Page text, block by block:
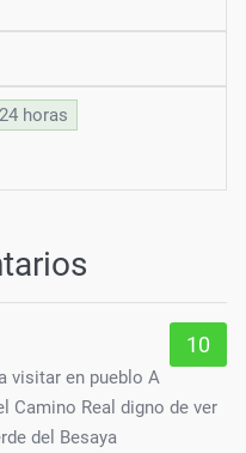
horas
10
visitar en pueblo A
Camino Real digno de ver
del Besaya